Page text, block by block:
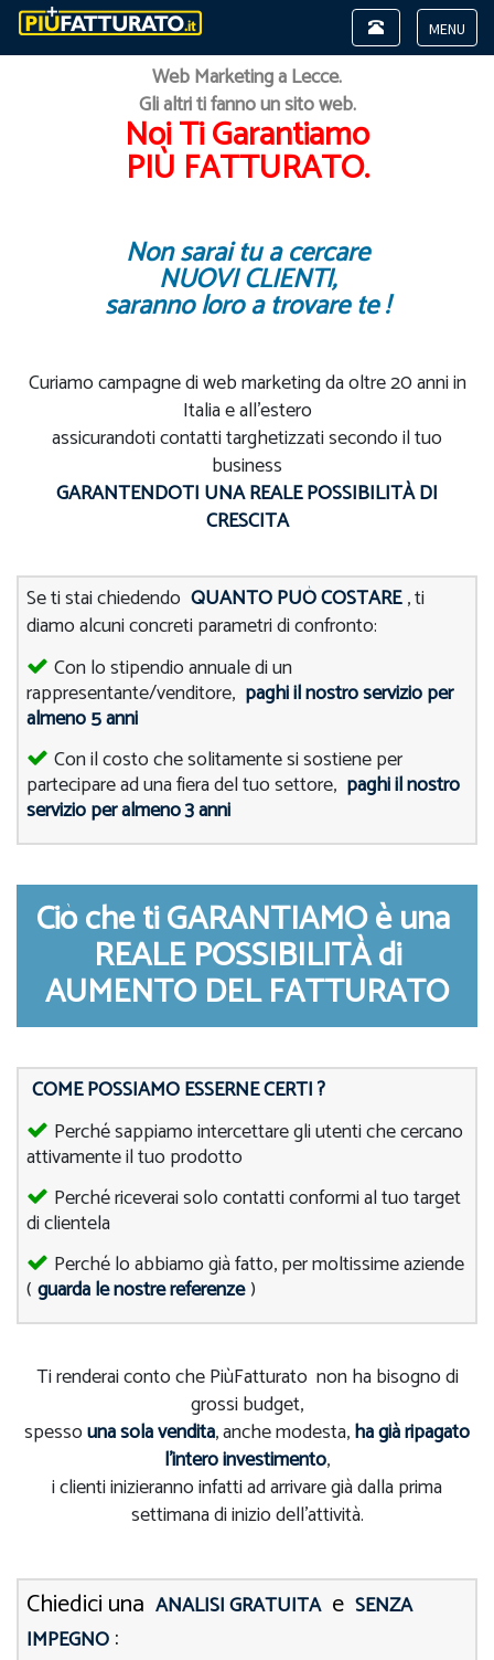
Toggle
Toggle
navigation
Web Marketing a Lecce.
Gli altri ti fanno un sito web.
Noi Ti Garantiamo
PIÙ FATTURATO.
Non sarai tu a cercare
NUOVI CLIENTI,
saranno loro a trovare te !
Curiamo campagne di web marketing da oltre 20 anni in
Italia e all'estero
assicurandoti contatti targhetizzati secondo il tuo
business
GARANTENDOTI UNA REALE POSSIBILITÀ DI
CRESCITA
Se ti stai chiedendo QUANTO PUÒ COSTARE , ti
diamo alcuni concreti parametri di confronto:
Con lo stipendio annuale di un
rappresentante/venditore, paghi il nostro servizio per
almeno 5 anni
Con il costo che solitamente si sostiene per
partecipare ad una fiera del tuo settore, paghi il nostro
servizio per almeno 3 anni
Ciò che ti GARANTIAMO è una
REALE POSSIBILITÀ di
AUMENTO DEL FATTURATO
COME POSSIAMO ESSERNE CERTI ?
Perché sappiamo intercettare gli utenti che cercano
attivamente il tuo prodotto
Perché riceverai solo contatti conformi al tuo target
di clientela
Perché lo abbiamo già fatto, per moltissime aziende
( guarda le nostre referenze )
Ti renderai conto che PiùFatturato non ha bisogno di
grossi budget,
spessouna sola vendita, anche modesta,ha già ripagato
l'intero investimento,
i clienti inizieranno infatti ad arrivare già dalla prima
settimana di inizio dell'attività.
Chiedici una ANALISI GRATUITA e SENZA
IMPEGNO :